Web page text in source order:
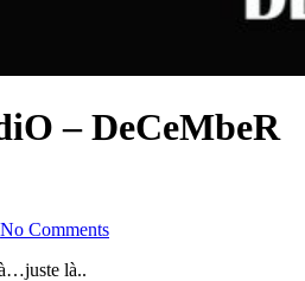
– DeCeMbeR
No Comments
là..